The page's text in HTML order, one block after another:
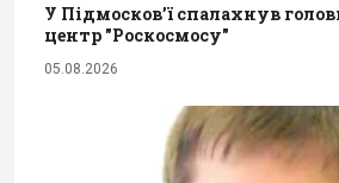
У Підмосков’ї спалахнув
центр "Роскосмосу"
05.08.2026